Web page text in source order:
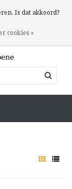
0 Artikelen
Is dat akkoord?
cookies »